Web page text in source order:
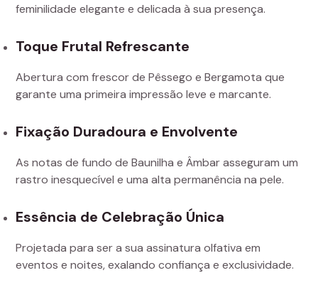
feminilidade elegante e delicada à sua presença.
Toque Frutal Refrescante
Abertura com frescor de Pêssego e Bergamota que
garante uma primeira impressão leve e marcante.
Fixação Duradoura e Envolvente
As notas de fundo de Baunilha e Âmbar asseguram um
rastro inesquecível e uma alta permanência na pele.
Essência de Celebração Única
Projetada para ser a sua assinatura olfativa em
eventos e noites, exalando confiança e exclusividade.